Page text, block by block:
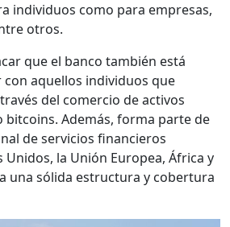
individuos como para empresas,
otros.
que el banco también está
aquellos individuos que
del comercio de activos
bitcoins. Además, forma parte de
de servicios financieros
Unidos, la Unión Europea, África y
una sólida estructura y cobertura